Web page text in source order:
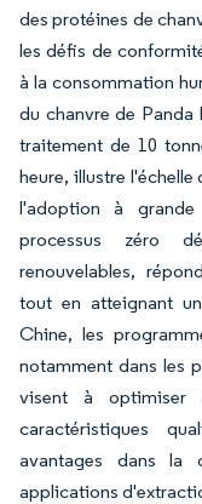
des protéines de
les défis de
à la consommation
du chanvre de Panda
traitement de 10
heure, illustre
l'adoption à
processus zéro
renouvelables,
tout en atteignant
Chine, les
notamment dans les
visent à optimiser
caractéristiques
avantages dans la
applications